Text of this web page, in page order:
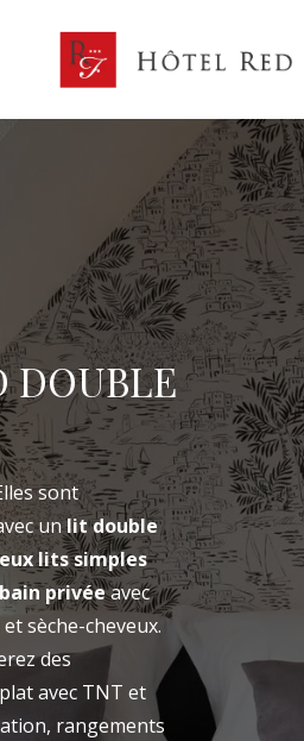
demande de
Arrivée
Arrivée
DOUBLE
sont
unlit double
lits simples
privéeavec
sèche-cheveux.
des
avec TNT et
rangements